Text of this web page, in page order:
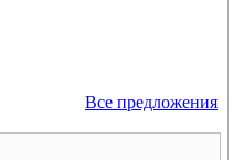
Все предложения